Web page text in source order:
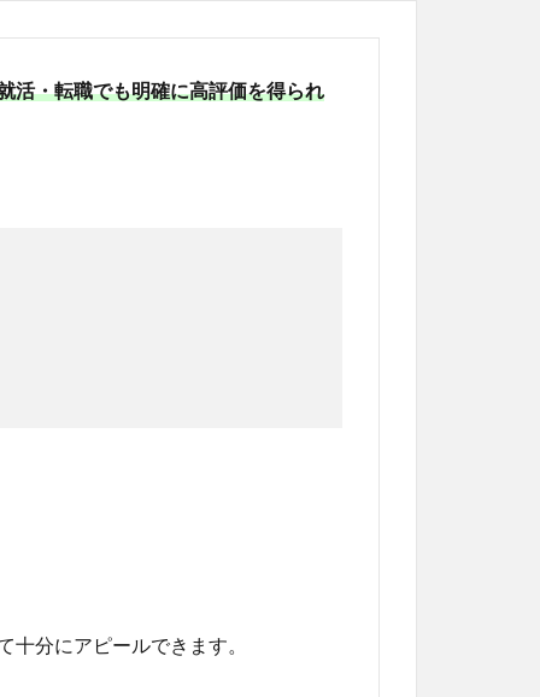
活・転職でも明確に高評価を得られ
分にアピールできます。